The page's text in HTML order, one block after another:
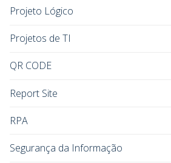
Projeto Lógico
Projetos de TI
QR CODE
Report Site
RPA
Segurança da Informação